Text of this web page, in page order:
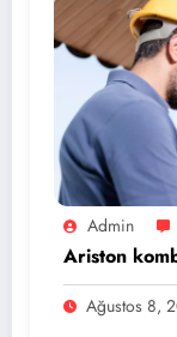
Admin
Ariston
Ağustos 8,